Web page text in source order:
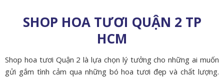
SHOP HOA TƯƠI QUẬN 2 TP
HCM
Shop hoa tươi Quận 2 là lựa chọn lý tưởng cho những ai muốn
gửi gắm tình cảm qua những bó hoa tươi đẹp và chất lượng.